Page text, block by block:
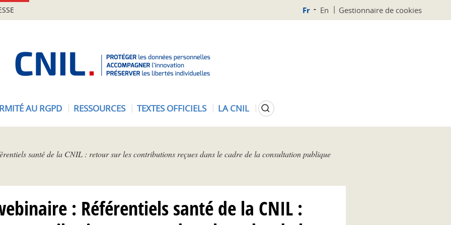
Fr En Gestionnaire de cookies
N
AU RGPD RESSOURCES TEXTES OFFICIELS LA CNIL Rechercher
santé de la CNIL : retour sur les contributions reçues dans le cadre de la consultation publique
: Référentiels santé de la CNIL :